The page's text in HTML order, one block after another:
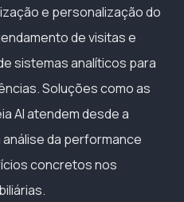
e personalização do
de visitas e
sistemas analíticos para
Soluções como as
AI atendem desde a
da performance
concretos nos